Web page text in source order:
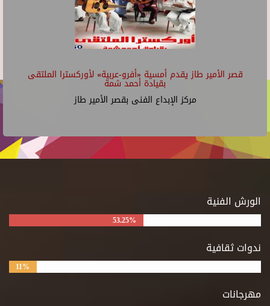
قصر الأمير طاز يقدم أمسية «أفرو-عربية» لأوركسترا الملتقى
بقيادة أحمد شمة
مركز الإبداع الفنى بقصر الأمير طاز
الورش الفنية
53.25%
ندوات ثقافية
11%
مهرجانات